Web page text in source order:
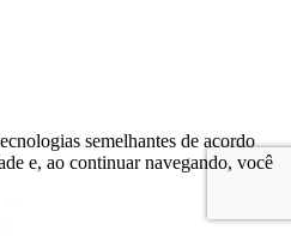
semelhantes de acordo
e, ao continuar navegando, você